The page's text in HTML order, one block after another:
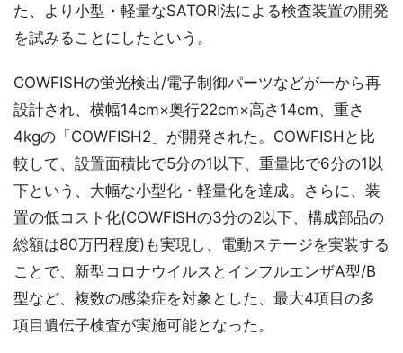
た、より小型・軽量なSATORI法による検査装置の開発
を試みることにしたという。
COWFISHの蛍光検出/電子制御パーツなどが一から再
設計され、横幅14cm×奥行22cm×高さ14cm、重さ
4kgの「COWFISH2」が開発された。COWFISHと比
較して、設置面積比で5分の1以下、重量比で6分の1以
下という、大幅な小型化・軽量化を達成。さらに、装
置の低コスト化(COWFISHの3分の2以下、構成部品の
総額は80万円程度)も実現し、電動ステージを実装する
ことで、新型コロナウイルスとインフルエンザA型/B
型など、複数の感染症を対象とした、最大4項目の多
項目遺伝子検査が実施可能となった。